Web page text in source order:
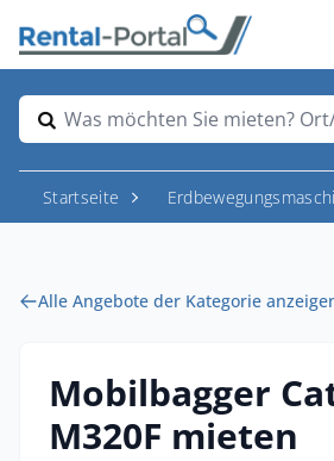
Was möchten Sie mieten?
Startseite
Alle Angebote der Kategorie
Mobilbagger
M320F mieten